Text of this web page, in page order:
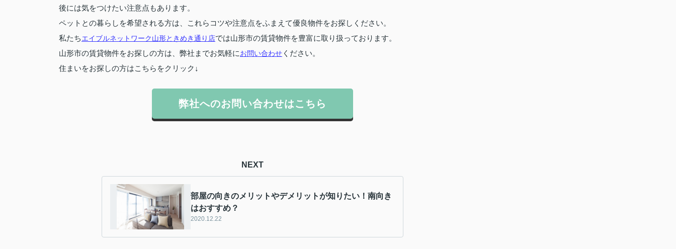
後には気をつけたい注意点もあります。
ペットとの暮らしを希望される方は、これらコツや注意点をふまえて優良物件をお探しください。
私たちエイブルネットワーク山形ときめき通り店では山形市の賃貸物件を豊富に取り扱っております。
山形市の賃貸物件をお探しの方は、弊社までお気軽にお問い合わせ ください。
住まいをお探しの方はこちらをクリック↓
弊社へのお問い合わせはこちら
NEXT
部屋の向きのメリットやデメリットが知りたい！南向き
はおすすめ？
2020.12.22